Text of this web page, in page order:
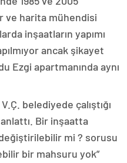
ve harita mühendisi
inşaatların yapımı
ancak şikayet
Ezgi apartmanında aynı
belediyede çalıştığı
anlattı. Bir inşaatta
mi ? sorusu
bir mahsuru yok”